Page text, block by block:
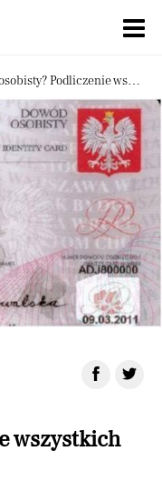
Podliczenie wszystkich kosztów
wszystkich